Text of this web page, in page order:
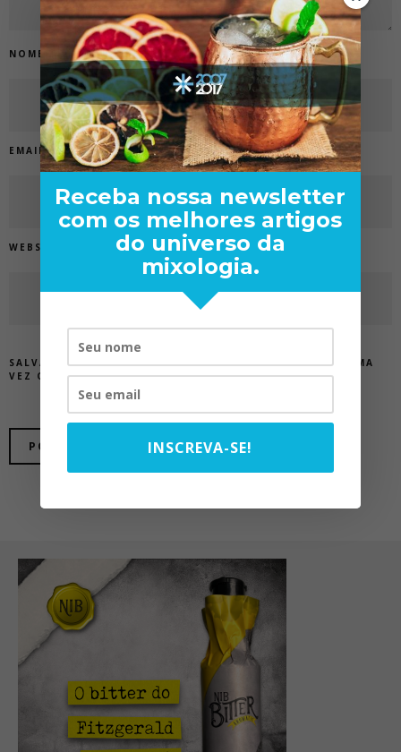
NOME
EMAIL*
WEBSITE
SALVAR MEUS DADOS NESTE NAVEGADOR PARA A PRÓXIMA
VEZ QUE EU COMENTAR.
Receba nossa newsletter
com os melhores artigos
do universo da
mixologia.
INSCREVA-SE!